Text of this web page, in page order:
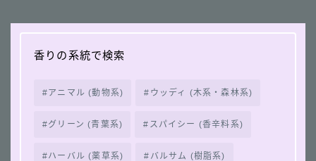
香りの系統で検索
アニマル (動物系) ウッディ (木系・森林系)
グリーン (青葉系) スパイシー (香辛料系)
ハーバル (薬草系) バルサム (樹脂系)